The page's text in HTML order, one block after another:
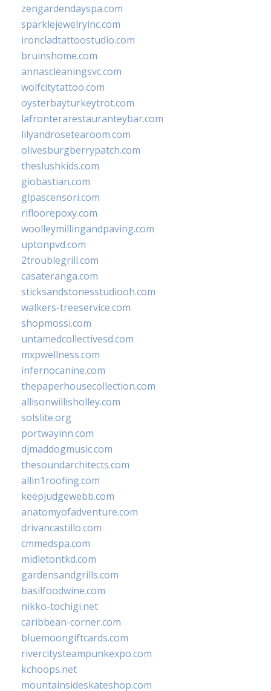
zengardendayspa.com
sparklejewelryinc.com
ironcladtattoostudio.com
bruinshome.com
annascleaningsvc.com
wolfcitytattoo.com
oysterbayturkeytrot.com
lafronterarestauranteybar.com
lilyandrosetearoom.com
olivesburgberrypatch.com
theslushkids.com
giobastian.com
glpascensori.com
rifloorepoxy.com
woolleymillingandpaving.com
uptonpvd.com
2troublegrill.com
casateranga.com
sticksandstonesstudiooh.com
walkers-treeservice.com
shopmossi.com
untamedcollectivesd.com
mxpwellness.com
infernocanine.com
thepaperhousecollection.com
allisonwillisholley.com
solslite.org
portwayinn.com
djmaddogmusic.com
thesoundarchitects.com
allin1roofing.com
keepjudgewebb.com
anatomyofadventure.com
drivancastillo.com
cmmedspa.com
midletontkd.com
gardensandgrills.com
basilfoodwine.com
nikko-tochigi.net
caribbean-corner.com
bluemoongiftcards.com
rivercitysteampunkexpo.com
kchoops.net
mountainsideskateshop.com